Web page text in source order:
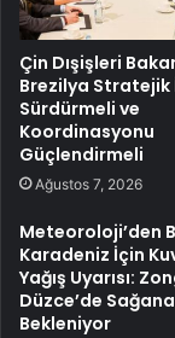
Çin Dışişleri
Brezilya
Sürdürmeli ve
Koordinasyonu
Güçlendirmeli
Ağustos 7, 2026
Meteoroloji’den
Karadeniz İçin
Yağış Uyarısı:
Düzce’de
Bekleniyor